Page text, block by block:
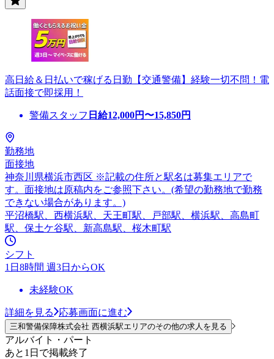
高日給＆日払いで稼げる日勤【交通警備】経験一切不問！電
話面接で即採用！
警備スタッフ 日給12,000円〜15,850円
勤務地
面接地
神奈川県横浜市西区 ※記載の住所と駅名は募集エリアで
す。面接地は原稿内をご参照下さい。(希望の勤務地で勤務
できない場合があります。)
平沼橋駅、西横浜駅、天王町駅、戸部駅、横浜駅、高島町
駅、保土ケ谷駅、新高島駅、桜木町駅
シフト
1日8時間 週3日からOK
未経験OK
詳細を見る 応募画面に進む
三和警備保障株式会社 西横浜駅エリアのその他の求人を見る
アルバイト・パート
あと1日で掲載終了